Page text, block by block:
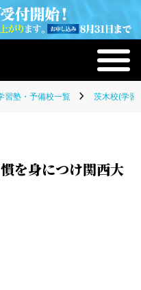
習塾・予備校一覧 茨木校(学習
を身につけ関西大